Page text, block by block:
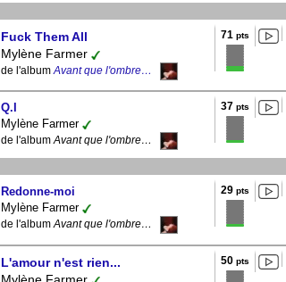
Fuck Them All
Mylène Farmer
de l'albumAvant que l'ombre…
71 pts
Q.I
Mylène Farmer
de l'albumAvant que l'ombre…
37 pts
Redonne-moi
Mylène Farmer
de l'albumAvant que l'ombre…
29 pts
L'amour n'est rien...
50 pts